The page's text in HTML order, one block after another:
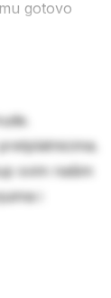
gotovo
svim našim
i